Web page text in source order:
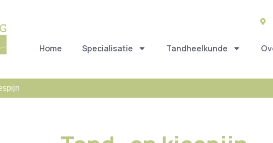
Home Specialisatie Tandheelkunde